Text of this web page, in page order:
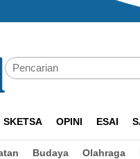
SKETSA OPINI ESAI
Budaya Olahraga